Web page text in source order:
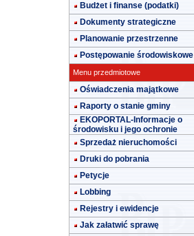
Budżet i finanse (podatki)
Dokumenty strategiczne
Planowanie przestrzenne
Postępowanie środowiskowe
Menu przedmiotowe
Oświadczenia majątkowe
Raporty o stanie gminy
EKOPORTAL-Informacje o
środowisku i jego ochronie
Sprzedaż nieruchomości
Druki do pobrania
Petycje
Lobbing
Rejestry i ewidencje
Jak załatwić sprawę